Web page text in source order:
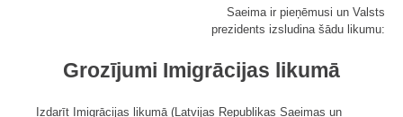
Saeima ir pieņēmusi un Valsts
prezidents izsludina šādu likumu:
Grozījumi Imigrācijas likumā
Izdarīt Imigrācijas likumā (Latvijas Republikas Saeimas un